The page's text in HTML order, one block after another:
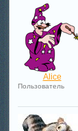
Alice
Пользователь